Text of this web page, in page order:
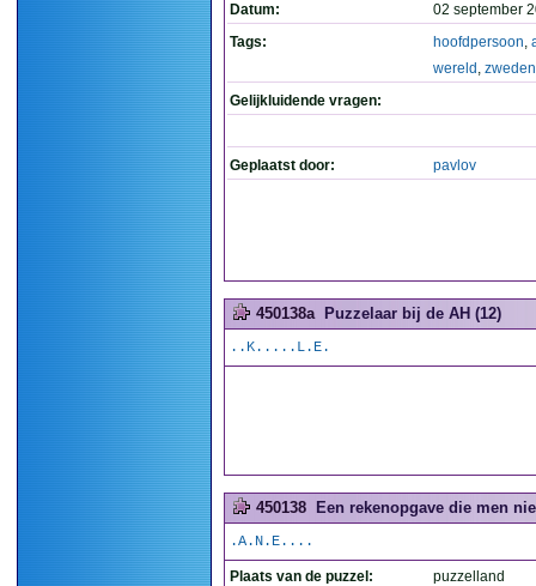
Datum:
02 september
Tags:
hoofdpersoon,
wereld , zweden
Gelijkluidende vragen:
Geplaatst door: pavlov
450138a Puzzelaar bij de AH (12)
..K.....L.E.
450138 Een rekenopgave die men
.A.N.E....
Plaats van de puzzel:
puzzelland